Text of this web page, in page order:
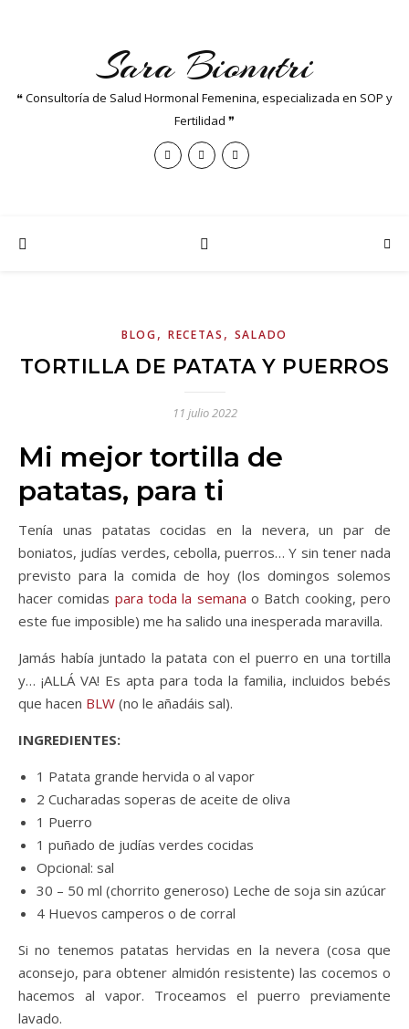
Sara Bionutri
❝ Consultoría de Salud Hormonal Femenina, especializada en SOP y
Fertilidad ❞
BLOG, RECETAS , SALADO
TORTILLA DE PATATA Y PUERROS
11 julio 2022
Mi mejor tortilla de
patatas, para ti
Tenía unas patatas cocidas en la nevera, un par de
boniatos, judías verdes, cebolla, puerros… Y sin tener nada
previsto para la comida de hoy (los domingos solemos
hacer comidas para toda la semana o Batch cooking, pero
este fue imposible) me ha salido una inesperada maravilla.
Jamás había juntado la patata con el puerro en una tortilla
y… ¡ALLÁ VA! Es apta para toda la familia, incluidos bebés
que hacen BLW (no le añadáis sal).
INGREDIENTES:
1 Patata grande hervida o al vapor
2 Cucharadas soperas de aceite de oliva
1 Puerro
1 puñado de judías verdes cocidas
Opcional: sal
30 – 50 ml (chorrito generoso) Leche de soja sin azúcar
4 Huevos camperos o de corral
Si no tenemos patatas hervidas en la nevera (cosa que
aconsejo, para obtener almidón resistente) las cocemos o
hacemos al vapor. Troceamos el puerro previamente
lavado.